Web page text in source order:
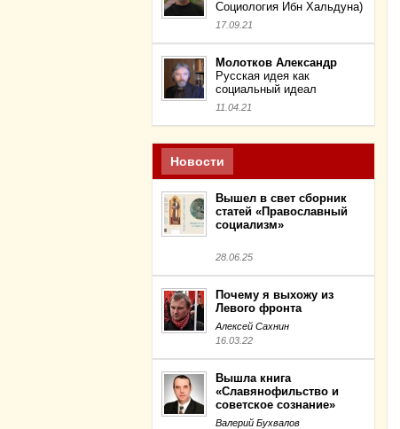
Социология Ибн Хальдуна)
17.09.21
Молотков Александр
Русская идея как
социальный идеал
11.04.21
Новости
Вышел в свет сборник
статей «Православный
социализм»
28.06.25
Почему я выхожу из
Левого фронта
Алексей Сахнин
16.03.22
Вышла книга
«Славянофильство и
советское сознание»
Валерий Бухвалов